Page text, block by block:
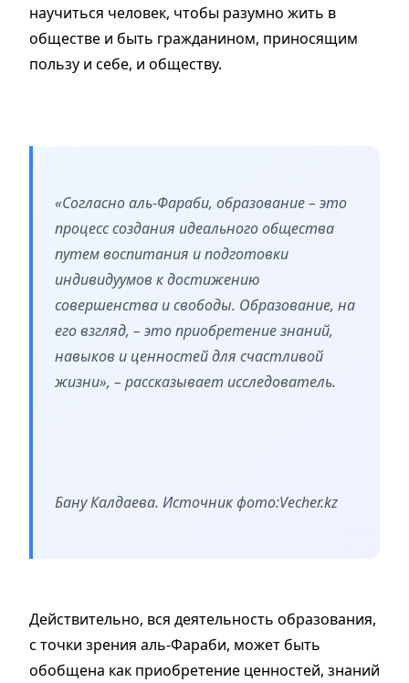
научиться человек, чтобы разумно жить в
обществе и быть гражданином, приносящим
пользу и себе, и обществу.
«Согласно аль-Фараби, образование – это
процесс создания идеального общества
путем воспитания и подготовки
индивидуумов к достижению
совершенства и свободы. Образование, на
его взгляд, – это приобретение знаний,
навыков и ценностей для счастливой
жизни», – рассказывает исследователь.
Бану Калдаева. Источник фото:Vecher.kz
Действительно, вся деятельность образования,
с точки зрения аль-Фараби, может быть
обобщена как приобретение ценностей, знаний